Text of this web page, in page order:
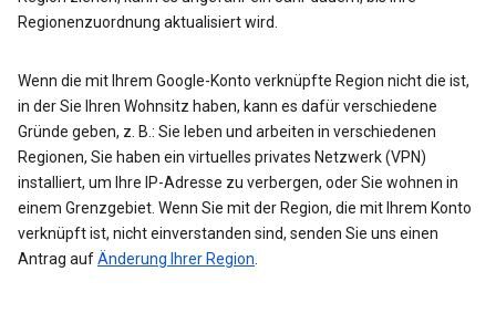
Regionenzuordnung aktualisiert wird.
Wenn die mit Ihrem Google-Konto verknüpfte Region nicht die ist,
in der Sie Ihren Wohnsitz haben, kann es dafür verschiedene
Gründe geben, z. B.: Sie leben und arbeiten in verschiedenen
Regionen, Sie haben ein virtuelles privates Netzwerk (VPN)
installiert, um Ihre IP-Adresse zu verbergen, oder Sie wohnen in
einem Grenzgebiet. Wenn Sie mit der Region, die mit Ihrem Konto
verknüpft ist, nicht einverstanden sind, senden Sie uns einen
Antrag aufÄnderung Ihrer Region